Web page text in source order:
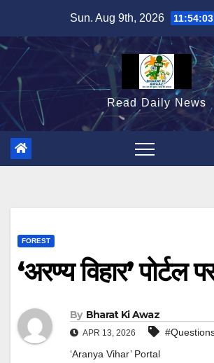
content
Sun. Aug 9th, 2026
Read Daily News
FOREST
‘अरण्य विहार’ पोर्टल
By Bharat Ki Awaz
APR 13, 2026
‘Aranya Vihar’ Portal